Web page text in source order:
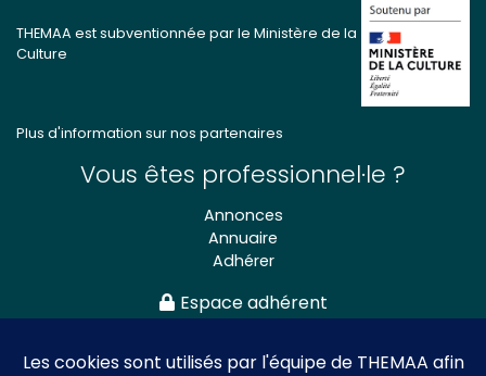
THEMAA est subventionnée par le Ministère de la
Culture
Plus d'information sur nos partenaires
Vous êtes professionnel·le ?
Annonces
Annuaire
Adhérer
Espace adhérent